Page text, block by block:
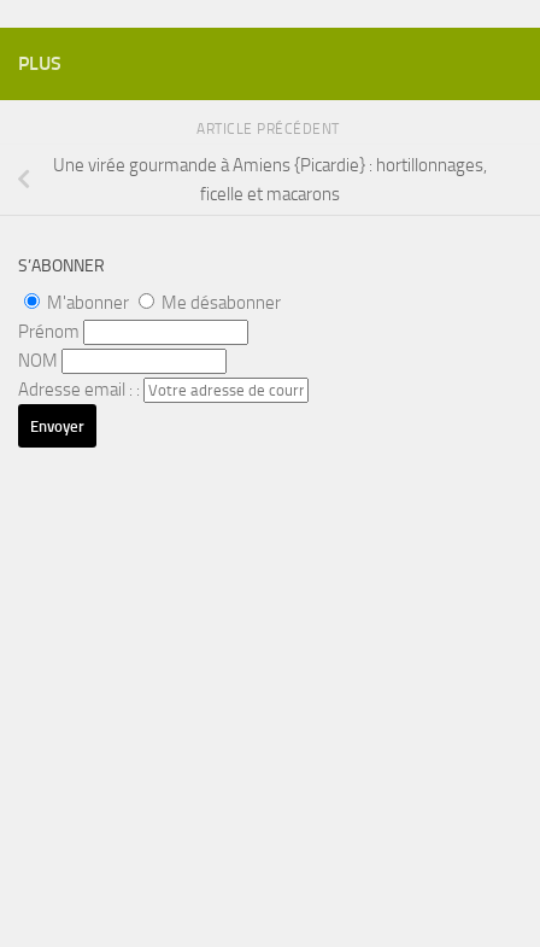
PLUS
ARTICLE PRÉCÉDENT
Une virée gourmande à Amiens {Picardie} : hortillonnages,
ficelle et macarons
S’ABONNER
M'abonner
Me désabonner
Prénom
NOM
Adresse email : :